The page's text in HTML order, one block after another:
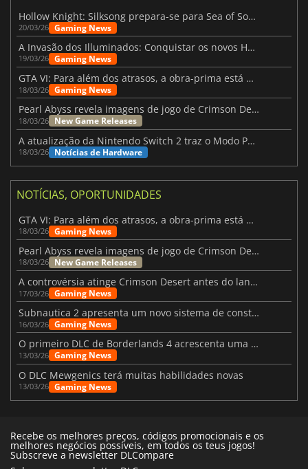
Hollow Knight: Silksong prepara-se para Sea of Sorrow com um patch
20/03/26 Gaming News
A Invasão dos Illuminados: Conquistar os novos Helldivers 2 Atualização!
19/03/26 Gaming News
GTA VI: Para além dos atrasos, a obra-prima está quase a chegar
18/03/26 Gaming News
Pearl Abyss revela imagens de jogo de Crimson Desert para a PS5
18/03/26 New Game Releases
A atualização da Nintendo Switch 2 traz o Modo Portátil aos jogos mais antigos da Switch
18/03/26 Notícias de Hardware
NOTÍCIAS, OPORTUNIDADES
GTA VI: Para além dos atrasos, a obra-prima está quase a chegar
18/03/26 Gaming News
Pearl Abyss revela imagens de jogo de Crimson Desert para a PS5
18/03/26 New Game Releases
A controvérsia atinge Crimson Desert antes do lançamento
17/03/26 Gaming News
Subnautica 2 apresenta um novo sistema de construção de bases
16/03/26 Gaming News
O primeiro DLC de Borderlands 4 acrescenta uma nova personagem e muito mais
13/03/26 Gaming News
O DLC Mewgenics terá muitas habilidades novas
13/03/26 Gaming News
Recebe os melhores preços, códigos promocionais e os
melhores negócios possíveis, em todos os teus jogos!
Subscreve a newsletter DLCompare